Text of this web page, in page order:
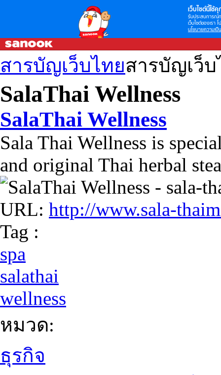
เว็บไซต์นี้ใช้คุ
รับประสบการณ์
เว็บไซต์ของเรา
นโยบายความเป็
สารบัญเว็บไทยสารบัญเว็
SalaThai Wellness
SalaThai Wellness
Sala Thai Wellness is
and original Thai herbal
URL: http://www.sala-
Tag :
spa
salathai
wellness
หมวด:
ธุรกิจ